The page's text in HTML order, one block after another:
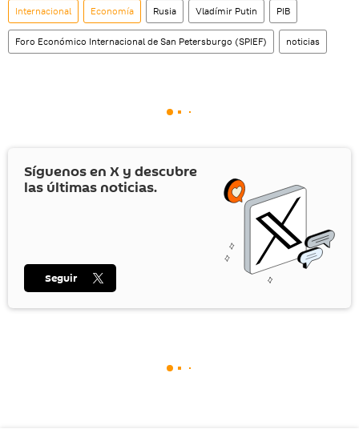
Internacional Economía Rusia Vladímir Putin PIB
Foro Económico Internacional de San Petersburgo (SPIEF) noticias
Síguenos en X y descubre
las últimas noticias.
Seguir